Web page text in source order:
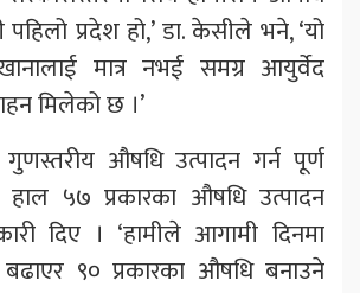
प्रदेश हो,’ डा. केसीले भने, ‘यो
मात्र नभई समग्र आयुर्वेद
मिलेको छ ।’
औषधि उत्पादन गर्न पूर्ण
५७ प्रकारका औषधि उत्पादन
दिए । ‘हामीले आगामी दिनमा
बढाएर ९० प्रकारका औषधि बनाउने